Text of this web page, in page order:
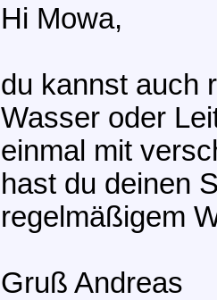
Hi Mowa,
du kannst auch
Wasser oder
einmal mit
hast du deinen
regelmäßigem
Gruß Andreas